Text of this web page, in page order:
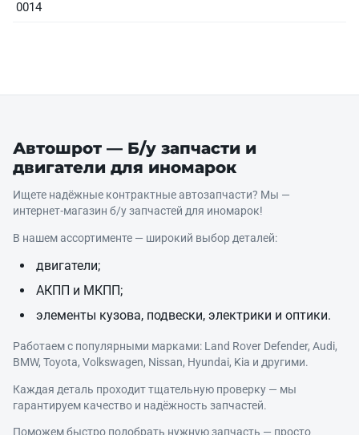
0014
Автошрот — Б/у запчасти и
двигатели для иномарок
Ищете надёжные контрактные автозапчасти? Мы —
интернет‑магазин б/у запчастей для иномарок!
В нашем ассортименте — широкий выбор деталей:
двигатели;
АКПП и МКПП;
элементы кузова, подвески, электрики и оптики.
Работаем с популярными марками: Land Rover Defender, Audi,
BMW, Toyota, Volkswagen, Nissan, Hyundai, Kia и другими.
Каждая деталь проходит тщательную проверку — мы
гарантируем качество и надёжность запчастей.
Поможем быстро подобрать нужную запчасть — просто